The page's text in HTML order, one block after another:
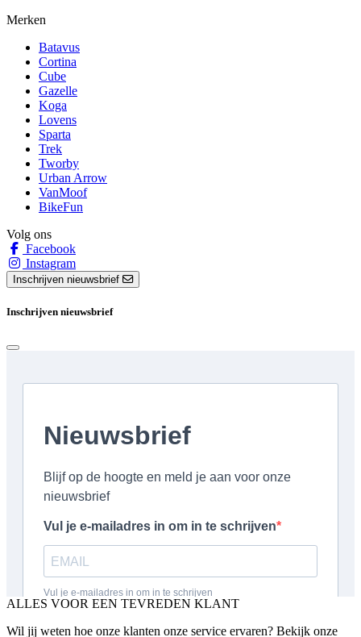
Merken
Batavus
Cortina
Cube
Gazelle
Koga
Lovens
Sparta
Trek
Tworby
Urban Arrow
VanMoof
BikeFun
Volg ons
Facebook
Instagram
Inschrijven nieuwsbrief
Inschrijven nieuwsbrief
ALLES VOOR EEN TEVREDEN KLANT
Wil jij weten hoe onze klanten onze service ervaren? Bekijk onze